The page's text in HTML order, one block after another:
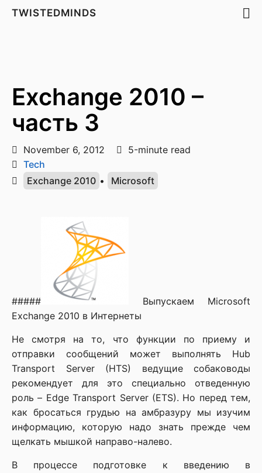
TWISTEDMINDS
Exchange 2010 –
часть 3
November 6, 2012
5-minute read
Tech
Exchange 2010 • Microsoft
#####
Выпускаем Microsoft
Exchange 2010 в Интернеты
Не смотря на то, что функции по приему и
отправки сообщений может выполнять Hub
Transport Server (HTS) ведущие собаководы
рекомендует для это специально отведенную
роль – Edge Transport Server (ETS). Но перед тем,
как бросаться грудью на амбразуру мы изучим
информацию, которую надо знать прежде чем
щелкать мышкой направо-налево.
В процессе подготовке к введению в